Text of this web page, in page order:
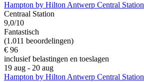
Hampton by Hilton Antwerp Central Station
Centraal Station
9,0/10
Fantastisch
(1.011 beoordelingen)
€ 96
inclusief belastingen en toeslagen
19 aug - 20 aug
Hampton by Hilton Antwerp Central Station